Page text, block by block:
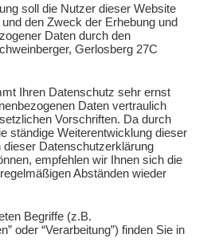
soll die Nutzer dieser Website
den Zweck der Erhebung und
Daten durch den
Gerlosberg 27C
Ihren Datenschutz sehr ernst
Daten vertraulich
Vorschriften. Da durch
ständige Weiterentwicklung dieser
Datenschutzerklärung
empfehlen wir Ihnen sich die
Abständen wieder
Begriffe (z.B.
oder “Verarbeitung”) finden Sie in